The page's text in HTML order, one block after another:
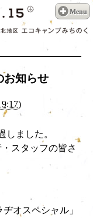
Menu
お知らせ
)
しました。
スタッフの皆さ
オスペシャル」